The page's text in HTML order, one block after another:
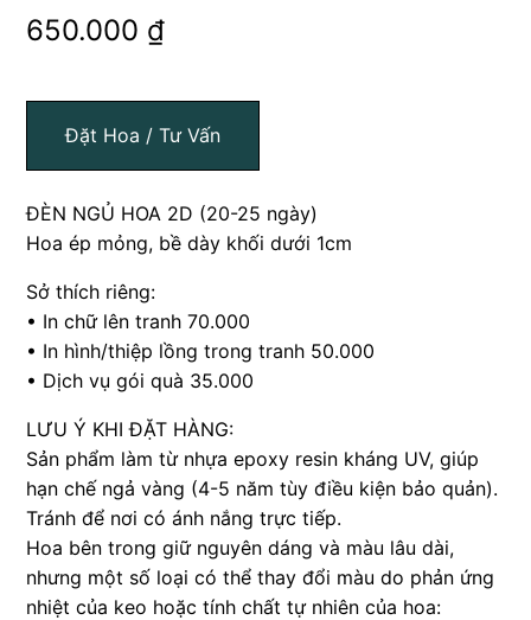
650.000 ₫
Đặt Hoa / Tư Vấn
ĐÈN NGỦ HOA 2D (20-25 ngày)
Hoa ép mỏng, bề dày khối dưới 1cm
Sở thích riêng:
• In chữ lên tranh 70.000
• In hình/thiệp lồng trong tranh 50.000
• Dịch vụ gói quà 35.000
LƯU Ý KHI ĐẶT HÀNG:
Sản phẩm làm từ nhựa epoxy resin kháng UV, giúp
hạn chế ngả vàng (4-5 năm tùy điều kiện bảo quản).
Tránh để nơi có ánh nắng trực tiếp.
Hoa bên trong giữ nguyên dáng và màu lâu dài,
nhưng một số loại có thể thay đổi màu do phản ứng
nhiệt của keo hoặc tính chất tự nhiên của hoa: